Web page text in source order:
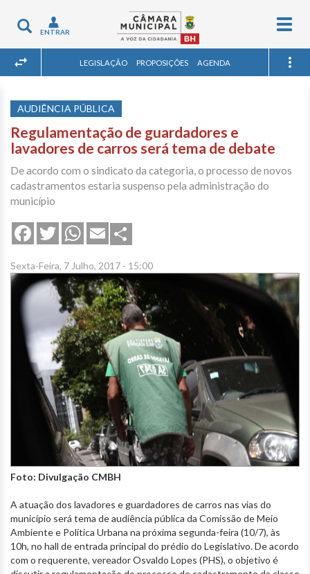
Toggle
navigation
ENTRAR
LEGISLAÇÃO PROPOSIÇÕES AGENDA
AUDIÊNCIA PÚBLICA
Regulamentação de guardadores e
lavadores de carros será tema de debate
De acordo com o sindicato da categoria, o processo de novos
cadastramentos estaria suspenso pela administração do
município
FacebookTwitterWhatsApp
Email
Sexta-Feira, 7 Julho, 2017 - 15:00
Foto: Divulgação CMBH
A atuação dos lavadores e guardadores de carros nas vias do
município será tema de audiência pública da Comissão de Meio
Ambiente e Política Urbana na próxima segunda-feira (10/7), às
10h, no hall de entrada principal do prédio do Legislativo. De acordo
com o requerente, vereador Osvaldo Lopes (PHS), o objetivo é